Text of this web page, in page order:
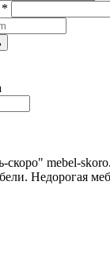
*
скоро" mebel-
Недорогая